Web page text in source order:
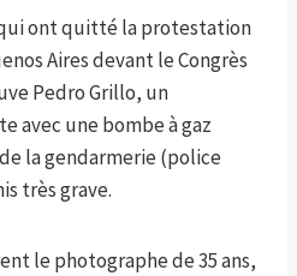
ont quitté la protestation
Aires devant le Congrès
Pedro Grillo, un
avec une bombe à gaz
la gendarmerie (police
très grave.
le photographe de 35 ans,